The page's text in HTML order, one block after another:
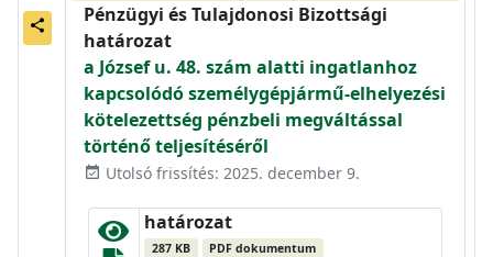
share
Pénzügyi és Tulajdonosi Bizottsági
határozat
a József u. 48. szám alatti ingatlanhoz
kapcsolódó személygépjármű-elhelyezési
kötelezettség pénzbeli megváltással
történő teljesítéséről
event_available Utolsó frissítés: 2025. december 9.
határozat
287 KB PDF dokumentum